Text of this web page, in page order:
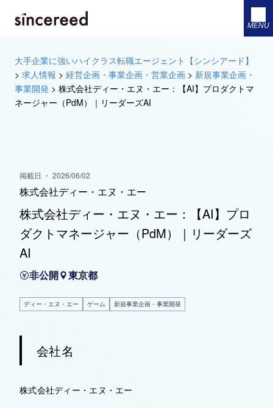
MENU
大手企業に強いハイクラス転職エージェント【シンシアード】
> 求人情報 > 経営企画・事業企画・営業企画 > 新規事業企画・
事業開発 > 株式会社ディー・エヌ・エー：【AI】プロダクトマ
ネージャー（PdM）｜リーダーズAI
掲載日 ・ 2026/06/02
株式会社ディー・エヌ・エー
株式会社ディー・エヌ・エー：【AI】プロ
ダクトマネージャー（PdM）｜リーダーズ
AI
非公開 東京都
ディー・エヌ・エー ゲーム 新規事業企画・事業開発
会社名
株式会社ディー・エヌ・エー